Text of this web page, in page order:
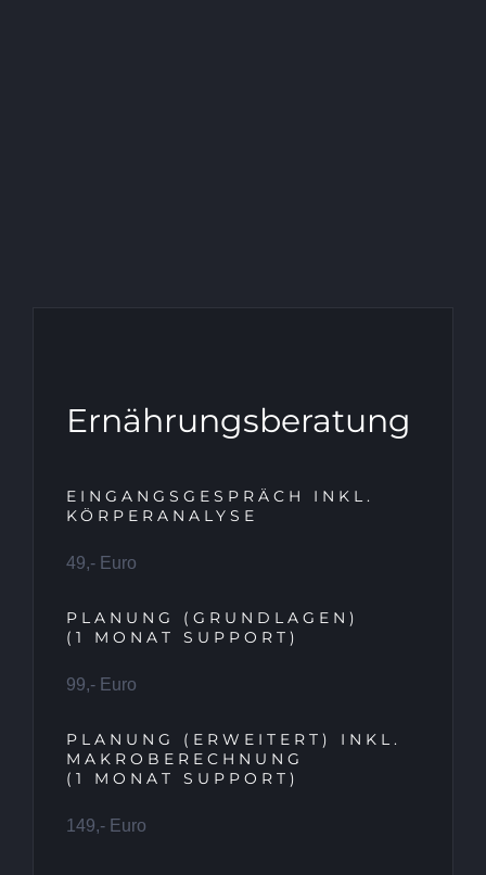
Ernährungsberatung
EINGANGSGESPRÄCH INKL.
KÖRPERANALYSE
49,- Euro
PLANUNG (GRUNDLAGEN)
(1 MONAT SUPPORT)
99,- Euro
PLANUNG (ERWEITERT) INKL.
MAKROBERECHNUNG
(1 MONAT SUPPORT)
149,- Euro